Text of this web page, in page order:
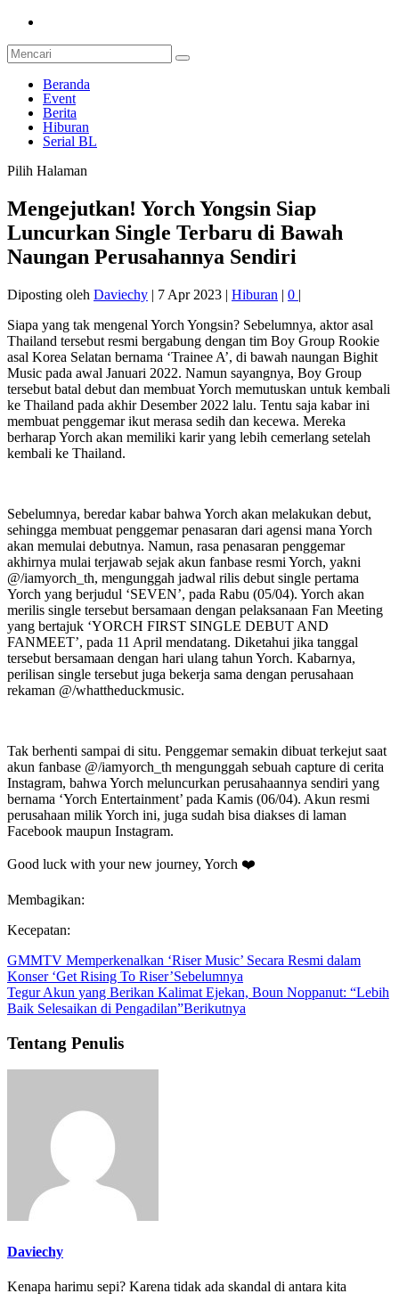
Beranda
Event
Berita
Hiburan
Serial BL
Pilih Halaman
Mengejutkan! Yorch Yongsin Siap
Luncurkan Single Terbaru di Bawah
Naungan Perusahannya Sendiri
Diposting oleh Daviechy | 7 Apr 2023 | Hiburan | 0 |
Siapa yang tak mengenal Yorch Yongsin? Sebelumnya, aktor asal
Thailand tersebut resmi bergabung dengan tim Boy Group Rookie
asal Korea Selatan bernama ‘Trainee A’, di bawah naungan Bighit
Music pada awal Januari 2022. Namun sayangnya, Boy Group
tersebut batal debut dan membuat Yorch memutuskan untuk kembali
ke Thailand pada akhir Desember 2022 lalu. Tentu saja kabar ini
membuat penggemar ikut merasa sedih dan kecewa. Mereka
berharap Yorch akan memiliki karir yang lebih cemerlang setelah
kembali ke Thailand.
Sebelumnya, beredar kabar bahwa Yorch akan melakukan debut,
sehingga membuat penggemar penasaran dari agensi mana Yorch
akan memulai debutnya. Namun, rasa penasaran penggemar
akhirnya mulai terjawab sejak akun fanbase resmi Yorch, yakni
@/iamyorch_th, mengunggah jadwal rilis debut single pertama
Yorch yang berjudul ‘SEVEN’, pada Rabu (05/04). Yorch akan
merilis single tersebut bersamaan dengan pelaksanaan Fan Meeting
yang bertajuk ‘YORCH FIRST SINGLE DEBUT AND
FANMEET’, pada 11 April mendatang. Diketahui jika tanggal
tersebut bersamaan dengan hari ulang tahun Yorch. Kabarnya,
perilisan single tersebut juga bekerja sama dengan perusahaan
rekaman @/whattheduckmusic.
Tak berhenti sampai di situ. Penggemar semakin dibuat terkejut saat
akun fanbase @/iamyorch_th mengunggah sebuah capture di cerita
Instagram, bahwa Yorch meluncurkan perusahaannya sendiri yang
bernama ‘Yorch Entertainment’ pada Kamis (06/04). Akun resmi
perusahaan milik Yorch ini, juga sudah bisa diakses di laman
Facebook maupun Instagram.
Good luck with your new journey, Yorch ❤️
Membagikan:
Kecepatan:
GMMTV Memperkenalkan ‘Riser Music’ Secara Resmi dalam
Konser ‘Get Rising To Riser’Sebelumnya
Tegur Akun yang Berikan Kalimat Ejekan, Boun Noppanut: “Lebih
Baik Selesaikan di Pengadilan”Berikutnya
Tentang Penulis
Daviechy
Kenapa harimu sepi? Karena tidak ada skandal di antara kita